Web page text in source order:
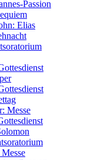
Passion
Elias
Messe